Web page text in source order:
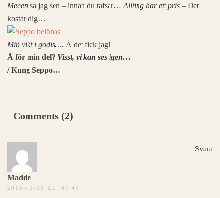
Meeen sa jag sen – innan du tafsar… Allting har ett pris – Det
kostar dig…
Min vikt i godis…. Å det fick jag!
Å för min del? Visst, vi kan ses igen…
/ Kung Seppo…
Comments (2)
Madde
2016-03-15 KL. 07:45
Svara